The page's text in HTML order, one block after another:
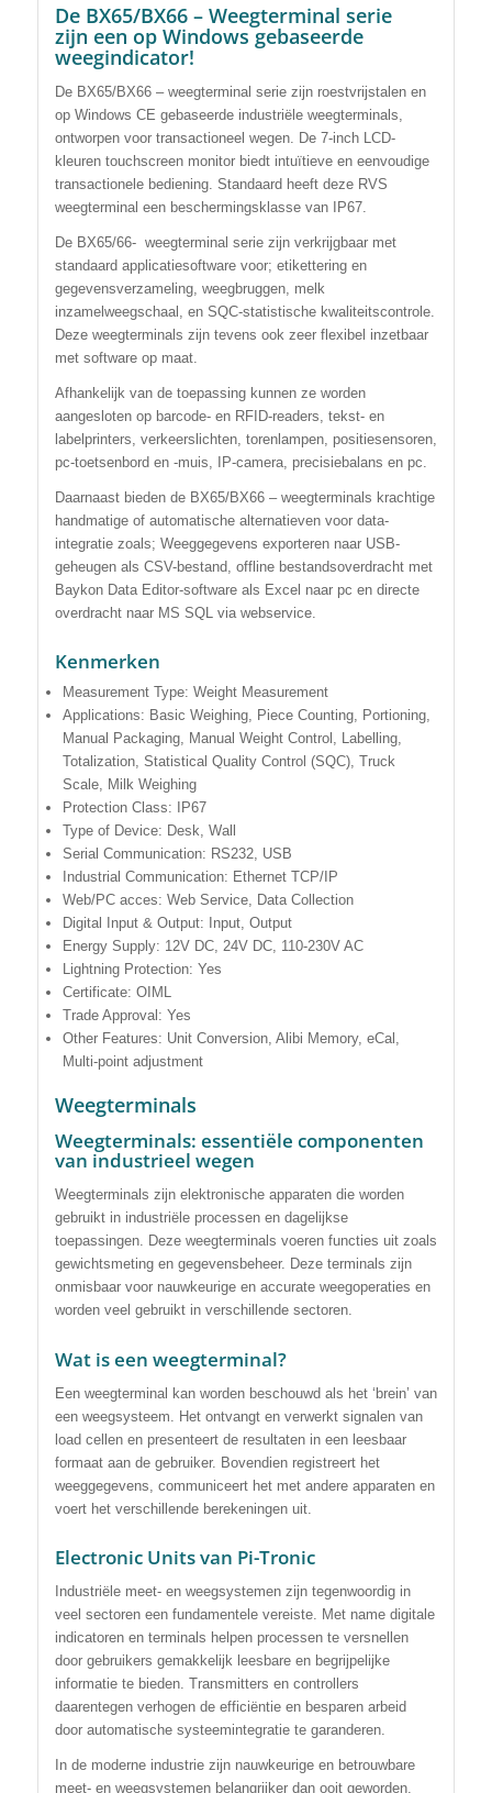
De BX65/BX66 – Weegterminal serie
zijn een op Windows gebaseerde
weegindicator!
De BX65/BX66 – weegterminal serie zijn roestvrijstalen en
op Windows CE gebaseerde industriële weegterminals,
ontworpen voor transactioneel wegen. De 7-inch LCD-
kleuren touchscreen monitor biedt intuïtieve en eenvoudige
transactionele bediening. Standaard heeft deze RVS
weegterminal een beschermingsklasse van IP67.
De BX65/66- weegterminal serie zijn verkrijgbaar met
standaard applicatiesoftware voor; etikettering en
gegevensverzameling, weegbruggen, melk
inzamelweegschaal, en SQC-statistische kwaliteitscontrole.
Deze weegterminals zijn tevens ook zeer flexibel inzetbaar
met software op maat.
Afhankelijk van de toepassing kunnen ze worden
aangesloten op barcode- en RFID-readers, tekst- en
labelprinters, verkeerslichten, torenlampen, positiesensoren,
pc-toetsenbord en -muis, IP-camera, precisiebalans en pc.
Daarnaast bieden de BX65/BX66 – weegterminals krachtige
handmatige of automatische alternatieven voor data-
integratie zoals; Weeggegevens exporteren naar USB-
geheugen als CSV-bestand, offline bestandsoverdracht met
Baykon Data Editor-software als Excel naar pc en directe
overdracht naar MS SQL via webservice.
Kenmerken
Measurement Type: Weight Measurement
Applications: Basic Weighing, Piece Counting, Portioning,
Manual Packaging, Manual Weight Control, Labelling,
Totalization, Statistical Quality Control (SQC), Truck
Scale, Milk Weighing
Protection Class: IP67
Type of Device: Desk, Wall
Serial Communication: RS232, USB
Industrial Communication: Ethernet TCP/IP
Web/PC acces: Web Service, Data Collection
Digital Input & Output: Input, Output
Energy Supply: 12V DC, 24V DC, 110-230V AC
Lightning Protection: Yes
Certificate: OIML
Trade Approval: Yes
Other Features: Unit Conversion, Alibi Memory, eCal,
Multi-point adjustment
Weegterminals
Weegterminals: essentiële componenten
van industrieel wegen
Weegterminals zijn elektronische apparaten die worden
gebruikt in industriële processen en dagelijkse
toepassingen. Deze weegterminals voeren functies uit zoals
gewichtsmeting en gegevensbeheer. Deze terminals zijn
onmisbaar voor nauwkeurige en accurate weegoperaties en
worden veel gebruikt in verschillende sectoren.
Wat is een weegterminal?
Een weegterminal kan worden beschouwd als het ‘brein’ van
een weegsysteem. Het ontvangt en verwerkt signalen van
load cellen en presenteert de resultaten in een leesbaar
formaat aan de gebruiker. Bovendien registreert het
weeggegevens, communiceert het met andere apparaten en
voert het verschillende berekeningen uit.
Electronic Units van Pi-Tronic
Industriële meet- en weegsystemen zijn tegenwoordig in
veel sectoren een fundamentele vereiste. Met name digitale
indicatoren en terminals helpen processen te versnellen
door gebruikers gemakkelijk leesbare en begrijpelijke
informatie te bieden. Transmitters en controllers
daarentegen verhogen de efficiëntie en besparen arbeid
door automatische systeemintegratie te garanderen.
In de moderne industrie zijn nauwkeurige en betrouwbare
meet- en weegsystemen belangrijker dan ooit geworden.